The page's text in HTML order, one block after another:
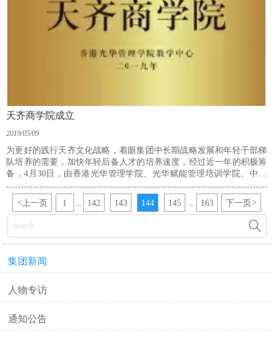
天齐商学院成立
2019/05/09
为更好的践行天齐文化战略，着眼集团中长期战略发展和年轻干部梯
队培养的需要，加快年轻后备人才的培养速度，经过近一年的积极筹
备，4月30日，由香港光华管理学院、光华赋能管理培训学院、中华
全国工商业联合培训中心、中国企业联合会培训中心授权，天齐集团
与杭州光华赋能教育科技有限公司联合打造的“天齐商学院”正式成
立。
< 上一页 1 142 143 144 145 163 下一页>

集团新闻
人物专访
通知公告